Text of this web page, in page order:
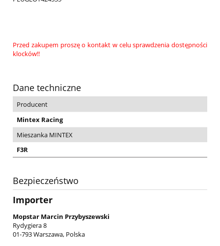
Przed zakupem proszę o kontakt w celu sprawdzenia dostępności
klocków!!
Dane techniczne
Producent
Mintex Racing
Mieszanka MINTEX
F3R
Bezpieczeństwo
Importer
Mopstar Marcin Przybyszewski
Rydygiera 8
01-793 Warszawa, Polska